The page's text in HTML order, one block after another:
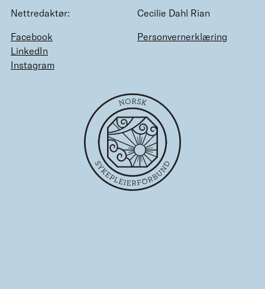
Nettredaktør:
Cecilie Dahl Rian
Facebook
LinkedIn
Instagram
Personvernerklæring